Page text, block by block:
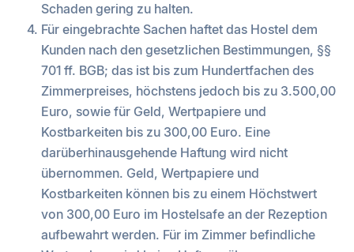
Schaden gering zu halten.
Für eingebrachte Sachen haftet das Hostel dem
Kunden nach den gesetzlichen Bestimmungen, §§
701 ff. BGB; das ist bis zum Hundertfachen des
Zimmerpreises, höchstens jedoch bis zu 3.500,00
Euro, sowie für Geld, Wertpapiere und
Kostbarkeiten bis zu 300,00 Euro. Eine
darüberhinausgehende Haftung wird nicht
übernommen. Geld, Wertpapiere und
Kostbarkeiten können bis zu einem Höchstwert
von 300,00 Euro im Hostelsafe an der Rezeption
aufbewahrt werden. Für im Zimmer befindliche